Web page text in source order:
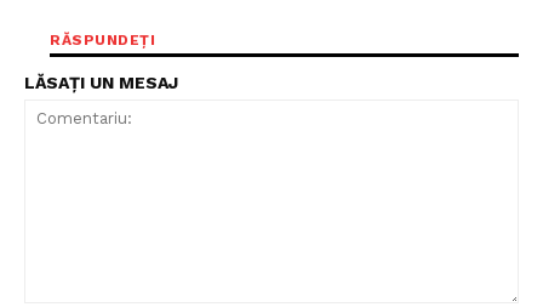
RĂSPUNDEȚI
LĂSAȚI UN MESAJ